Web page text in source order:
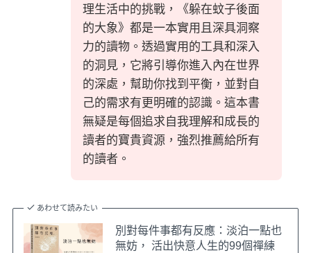
理生活中的挑戰，《躲在蚊子後面
的大象》都是一本實用且深具洞察
力的讀物。透過實用的工具和深入
的洞見，它將引導你進入內在世界
的深處，幫助你找到平衡，並對自
己的需求有更明確的認識。這本書
無疑是每個追求自我理解和成長的
讀者的寶貴資源，強烈推薦給所有
的讀者。
あわせて読みたい
別對每件事都有反應：淡泊一點也
無妨， 活出快意人生的99個禪練